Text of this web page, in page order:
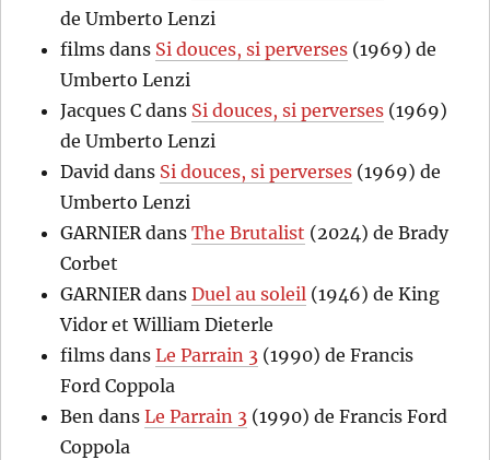
de Umberto Lenzi
films dans Si douces, si perverses (1969) de
Umberto Lenzi
Jacques C dans Si douces, si perverses (1969)
de Umberto Lenzi
David dans Si douces, si perverses (1969) de
Umberto Lenzi
GARNIER dansThe Brutalist (2024) de Brady
Corbet
GARNIER dansDuel au soleil (1946) de King
Vidor et William Dieterle
films dansLe Parrain 3 (1990) de Francis
Ford Coppola
Ben dansLe Parrain 3 (1990) de Francis Ford
Coppola